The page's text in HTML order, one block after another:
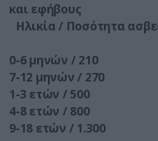
και εφήβους
Ηλικία / Ποσότητα
0-6 μηνών / 210
7-12 μηνών / 270
1-3 ετών / 500
4-8 ετών / 800
9-18 ετών / 1.300